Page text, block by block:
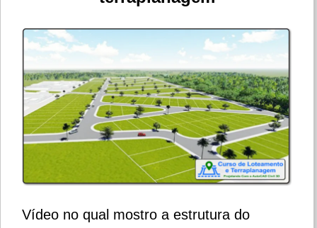
Vídeo no qual mostro a estrutura do